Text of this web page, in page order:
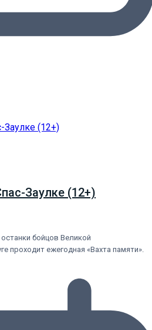
Заулке (12+)
бойцов Великой
проходит ежегодная «Вахта памяти».